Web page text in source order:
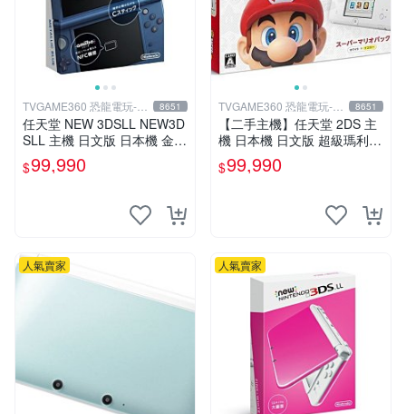
TVGAME360 恐龍電玩-台
中店
8651
任天堂 NEW 3DSLL NEW3D
SLL 主機 日文版 日本機 金屬
藍 附充電器 保護貼【台中恐
龍電玩】
$99,990
TVGAME360 恐龍電玩-台
中店
8651
【二手主機】任天堂 2DS 主
機 日本機 日文版 超級瑪利歐
2 MARIO 限定主機 含遊戲 充
電器 4G記憶卡 台中
$99,990
人氣賣家 人氣賣家